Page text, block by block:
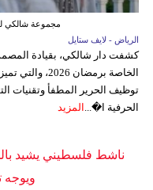
مجموعة شالكي لرمضان 2026 -
الرياض - لايف ستايل
كشفت دار شالكي، بقيادة
الخاصة برمضان
توظيف الحرير المطفأ وتقنيات
الحرفية ا�... المزيد
ناشط فلسطيني يشيد
ويوجه